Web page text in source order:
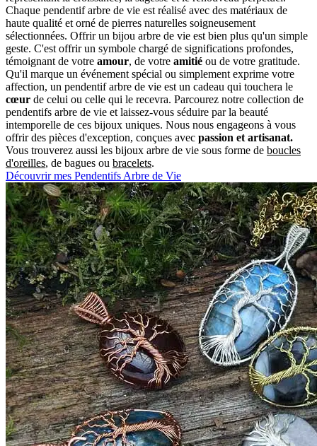
Chaque pendentif arbre de vie est réalisé avec des matériaux de
haute qualité et orné de pierres naturelles soigneusement
sélectionnées. Offrir un bijou arbre de vie est bien plus qu'un simple
geste. C'est offrir un symbole chargé de significations profondes,
témoignant de votre amour, de votre amitié ou de votre gratitude.
Qu'il marque un événement spécial ou simplement exprime votre
affection, un pendentif arbre de vie est un cadeau qui touchera le
cœur de celui ou celle qui le recevra. Parcourez notre collection de
pendentifs arbre de vie et laissez-vous séduire par la beauté
intemporelle de ces bijoux uniques. Nous nous engageons à vous
offrir des pièces d'exception, conçues avec passion et artisanat.
Vous trouverez aussi les bijoux arbre de vie sous forme de boucles
d'oreilles, de bagues ou bracelets.
Découvrir mes Pendentifs Arbre de Vie